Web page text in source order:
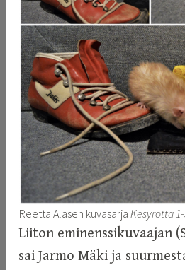
Reetta Alasen kuvasarja Kesyrotta
Liiton eminenssikuvaajan
sai Jarmo Mäki ja